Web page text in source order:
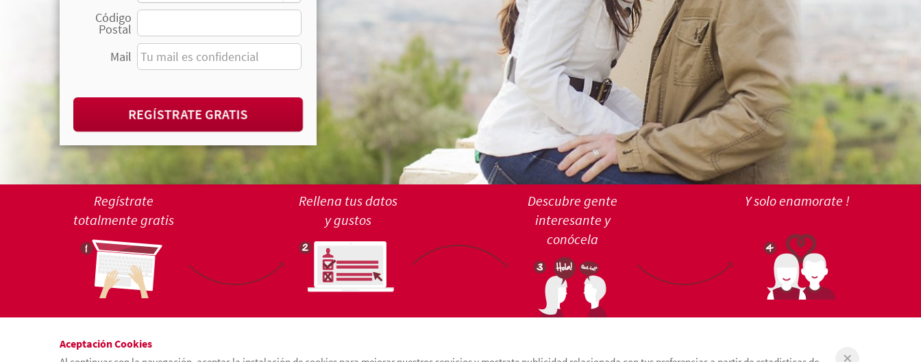
Código
Postal
Mail
REGÍSTRATE GRATIS
Regístrate
totalmente gratis
Rellena tus datos
y gustos
Descubre gente
interesante y
conócela
Y solo enamorate !
Aceptación Cookies